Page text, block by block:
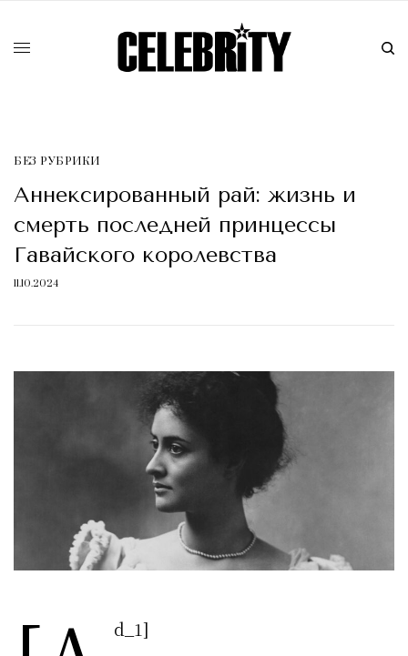
БЕЗ РУБРИКИ
Аннексированный рай: жизнь и
смерть последней принцессы
Гавайского королевства
11.10.2024
d_1]